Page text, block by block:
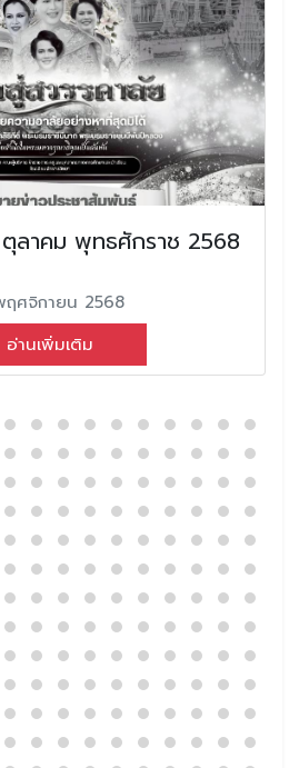
ลาคม พุทธศักราช 2568
ศจิกายน 2568
อ่านเพิ่มเติม